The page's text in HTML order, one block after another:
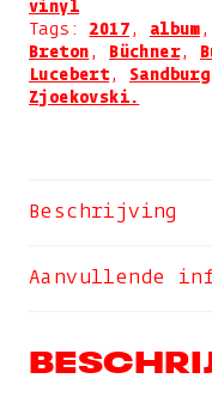
vinyl
Tags: 2017 , album,
Breton , Büchner,
Lucebert, Sandburg
Zjoekovski.
Beschrijving
Aanvullende